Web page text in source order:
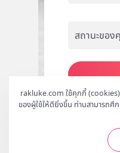
rakluke.com ใช้คุกกี้
ของผู้ใช้ให้ดียิ่งขึ้น ท่านสามารถศึก
ติ